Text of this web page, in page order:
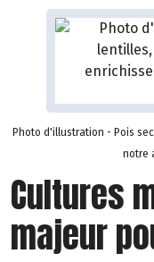
Photo d'illustration - Pois
notre
Cultures
majeur